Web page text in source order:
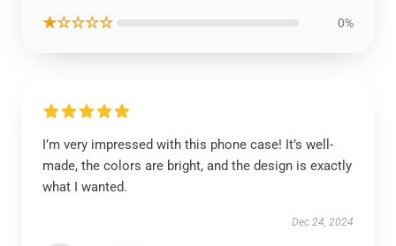
★☆☆☆☆ 0%
I’m very impressed with this phone case! It’s well-
made, the colors are bright, and the design is exactly
what I wanted.
Dec 24, 2024